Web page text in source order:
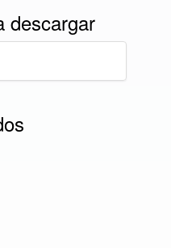
descargar